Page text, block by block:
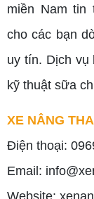
miền Nam tin
cho các bạn
uy tín. Dịch vụ
kỹ thuật sữa
XE NÂNG
Điện thoại:
Email: